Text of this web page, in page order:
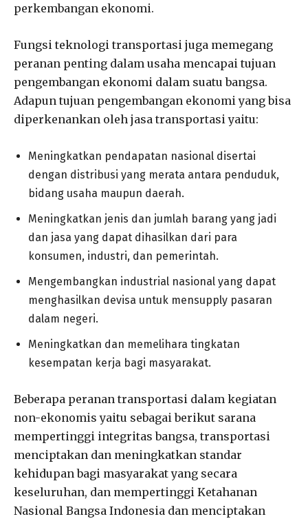
perkembangan ekonomi.
Fungsi teknologi transportasi juga memegang
peranan penting dalam usaha mencapai tujuan
pengembangan ekonomi dalam suatu bangsa.
Adapun tujuan pengembangan ekonomi yang bisa
diperkenankan oleh jasa transportasi yaitu:
Meningkatkan pendapatan nasional disertai
dengan distribusi yang merata antara penduduk,
bidang usaha maupun daerah.
Meningkatkan jenis dan jumlah barang yang jadi
dan jasa yang dapat dihasilkan dari para
konsumen, industri, dan pemerintah.
Mengembangkan industrial nasional yang dapat
menghasilkan devisa untuk mensupply pasaran
dalam negeri.
Meningkatkan dan memelihara tingkatan
kesempatan kerja bagi masyarakat.
Beberapa peranan transportasi dalam kegiatan
non-ekonomis yaitu sebagai berikut sarana
mempertinggi integritas bangsa, transportasi
menciptakan dan meningkatkan standar
kehidupan bagi masyarakat yang secara
keseluruhan, dan mempertinggi Ketahanan
Nasional Bangsa Indonesia dan menciptakan